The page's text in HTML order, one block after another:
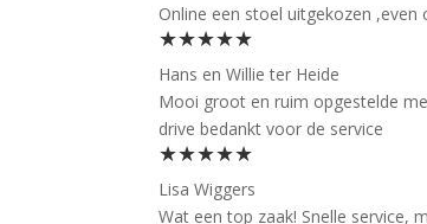
Online een stoel uitgekozen
★★★★★
Hans en Willie ter Heide
Mooi groot en ruim opgestelde
drive bedankt voor de service
★★★★★
Lisa Wiggers
Wat een top zaak! Snelle service,